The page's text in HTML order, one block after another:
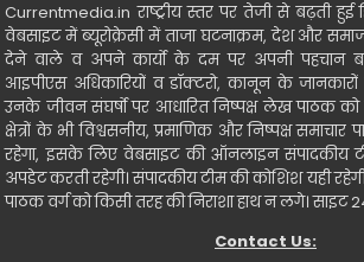
Currentmedia.in राष्ट्रीय स्तर पर तेजी से बढ़ती हुई
वेबसाइट में ब्यूरोक्रेसी में ताजा घटनाक्रम, देश और
देने वाले व अपने कार्यो के दम पर अपनी पहचान
आइपीएस अधिकारियों व डॉक्टरो, कानून के
उनके जीवन संघर्षो पर आधारित निष्पक्ष लेख पाठक
क्षेत्रों के भी विश्वसनीय, प्रमाणिक और निष्पक्ष
रहेगा, इसके लिए वेबसाइट की ऑनलाइन संपादकीय
अपडेट करती रहेगी। संपादकीय टीम की कोशिश यही
पाठक वर्ग को किसी तरह की निराशा हाथ न लगे। साइट
Contact Us: